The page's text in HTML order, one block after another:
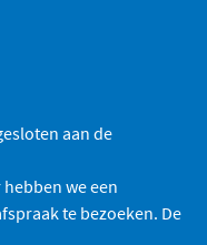
aan de
we een
te bezoeken. De